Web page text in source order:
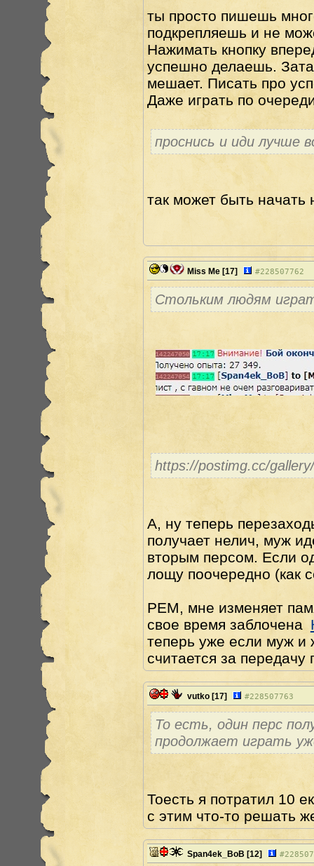
ты просто пишешь
подкрепляешь и не
Нажимать кнопку
успешно делаешь.
мешает. Писать про
Даже играть по
проснись и иди лучше
так может быть начать
Miss Me [17] #228507762
Стольким людям
https://postimg.cc/
А, ну теперь
получает нелич, муж
вторым персом. Если
лощу поочередно (как
РЕМ, мне изменяет
свое время заблочена
теперь уже если муж и
считается за передачу
vutko [17] #228507763
То есть, один перс
продолжает играть
Тоесть я потратил 10
с этим что-то решать
Span4ek_BoB [12] #